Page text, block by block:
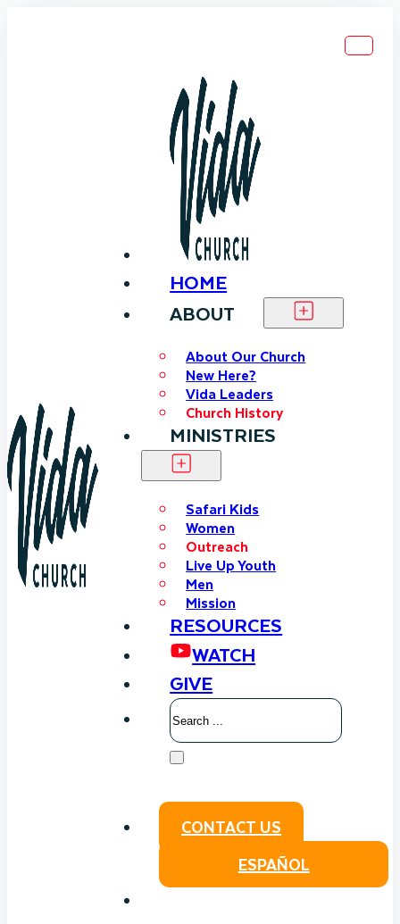
HOME
ABOUT
About Our Church
New Here?
Vida Leaders
Church History
MINISTRIES
Safari Kids
Women
Outreach
Live Up Youth
Men
Mission
RESOURCES
WATCH
GIVE
Search
CONTACT US
ESPAÑOL